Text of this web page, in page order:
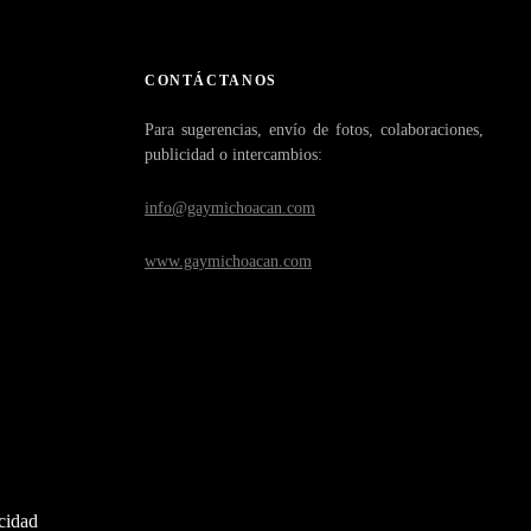
CONTÁCTANOS
Para sugerencias, envío de fotos, colaboraciones,
publicidad o intercambios:
info@gaymichoacan.com
www.gaymichoacan.com